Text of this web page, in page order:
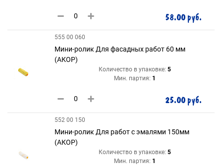
58.00 руб.
555 00 060
Мини-ролик Для фасадных работ 60 мм
(АКОР)
Количество в упаковке: 5
Мин. партия: 1
25.00 руб.
552 00 150
Мини-ролик Для работ с эмалями 150мм
(АКОР)
Количество в упаковке: 5
Мин. партия: 1